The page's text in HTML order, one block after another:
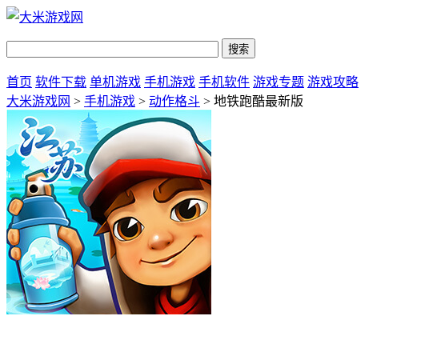
首页 软件下载 单机游戏 手机游戏 手机软件 游戏专题 游戏攻略
大米游戏网 > 手机游戏 > 动作格斗 > 地铁跑酷最新版